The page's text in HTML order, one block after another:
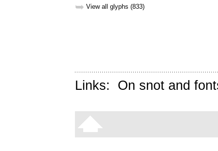
➥ View all glyphs (833)
Links: On snot and